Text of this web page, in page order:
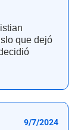
que dejó
9/7/2024